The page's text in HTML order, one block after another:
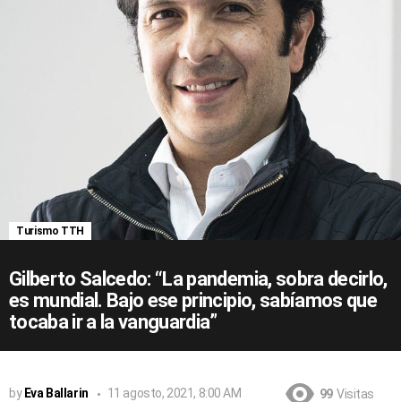
Turismo TTH
Gilberto Salcedo: “La pandemia, sobra decirlo,
es mundial. Bajo ese principio, sabíamos que
tocaba ir a la vanguardia”
by Eva Ballarin 11 agosto, 2021, 8:00 AM 99 Visitas